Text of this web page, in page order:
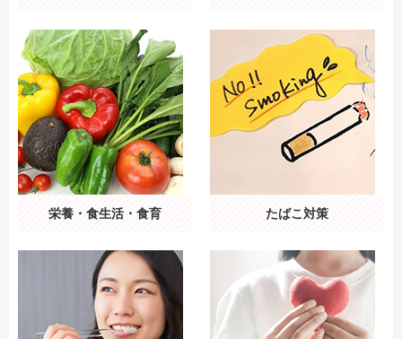
栄養・食生活・食育 たばこ対策